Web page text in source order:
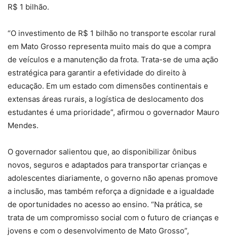
R$ 1 bilhão.
“O investimento de R$ 1 bilhão no transporte escolar rural
em Mato Grosso representa muito mais do que a compra
de veículos e a manutenção da frota. Trata-se de uma ação
estratégica para garantir a efetividade do direito à
educação. Em um estado com dimensões continentais e
extensas áreas rurais, a logística de deslocamento dos
estudantes é uma prioridade”, afirmou o governador Mauro
Mendes.
O governador salientou que, ao disponibilizar ônibus
novos, seguros e adaptados para transportar crianças e
adolescentes diariamente, o governo não apenas promove
a inclusão, mas também reforça a dignidade e a igualdade
de oportunidades no acesso ao ensino. “Na prática, se
trata de um compromisso social com o futuro de crianças e
jovens e com o desenvolvimento de Mato Grosso”,